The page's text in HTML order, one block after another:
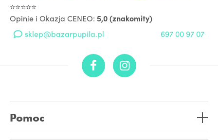
⭐⭐⭐⭐⭐
Opinie i Okazja CENEO: 5,0 (znakomity)
sklep@bazarpupila.pl
697 00 97 07
Pomoc